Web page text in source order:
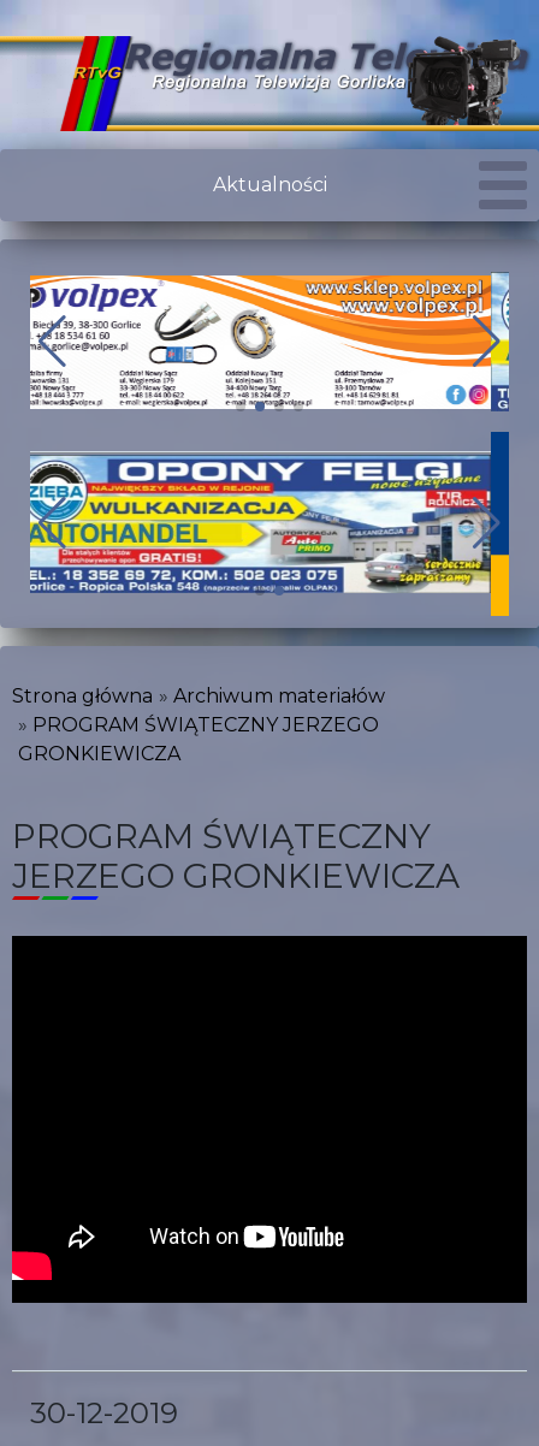
Aktualności
Strona główna
Archiwum materiałów
PROGRAM ŚWIĄTECZNY JERZEGO
GRONKIEWICZA
PROGRAM ŚWIĄTECZNY
JERZEGO GRONKIEWICZA
30-12-2019